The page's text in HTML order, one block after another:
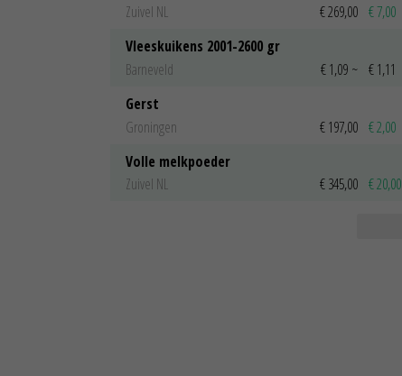
Zuivel NL
€ 269,00 € 7,00
Vleeskuikens 2001-2600 gr
Barneveld
€ 1,09 ~ € 1,11
Gerst
Groningen
€ 197,00 € 2,00
Volle melkpoeder
Zuivel NL
€ 345,00 € 20,00